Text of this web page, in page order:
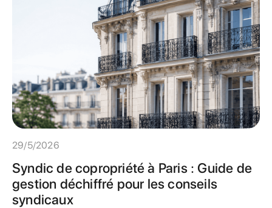
29/5/2026
Syndic de copropriété à Paris : Guide de
gestion déchiffré pour les conseils
syndicaux